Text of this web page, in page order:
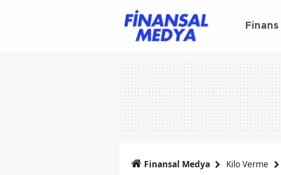
Finans
Finansal Medya Kilo Verme